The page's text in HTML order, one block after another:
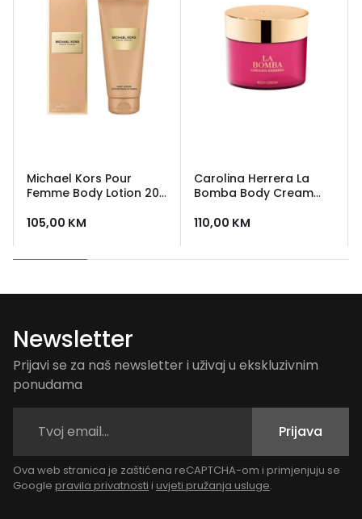
Michael Kors Pour
Femme Body Lotion 200
105,00 KM
Carolina Herrera La
Bomba Body Cream
110,00 KM
Newsletter
Prijavi se za naš newsletter i uživaj u ekskluzivnim
ponudama
Prijava
Ova web stranica je zaštićena reCAPTCHA-om i primjenjuju se
Google pravila privatnosti i uvjeti pružanja usluge.